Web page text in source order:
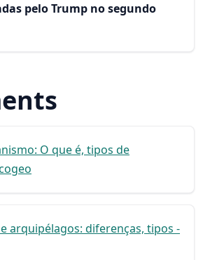
pelo Trump no segundo
O que é, tipos de
arquipélagos: diferenças, tipos -